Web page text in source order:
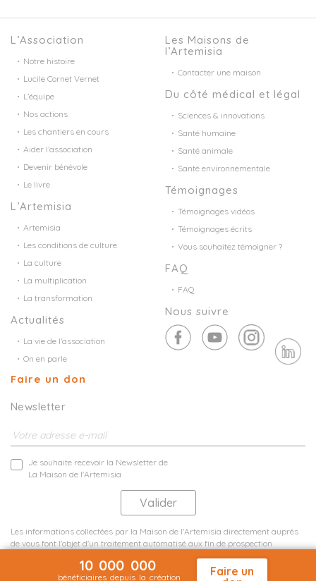
L’Association
Notre histoire
Lucile Cornet Vernet
L’équipe
Nos actions
Les chantiers en cours
Aider l’association
Devenir bénévole
Le livre
L’Artemisia
Artemisia
Les conditions de culture
La culture
La multiplication
La transformation
Actualités
La vie de l’association
On en parle
Faire un don
Les Maisons de
l’Artemisia
Contacter une maison
Du côté médical et légal
Sciences & innovations
Santé humaine
Santé animale
Santé environnementale
Témoignages
Témoignages vidéos
Témoignages écrits
Vous souhaitez témoigner ?
FAQ
FAQ
Nous suivre
Newsletter
Je souhaite recevoir la Newsletter de
La Maison de l'Artemisia
Les informations collectées par la Maison de l'Artemisia directement auprès
de vous font l'objet d'un traitement automatisé aux fin de prospection
10 000 000
bénéficiaires depuis la création
Faire un